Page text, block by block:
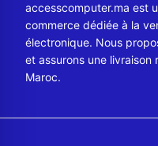
accesscomputer.ma est
commerce dédiée à la
électronique. Nous
et assurons une livraison
Maroc.